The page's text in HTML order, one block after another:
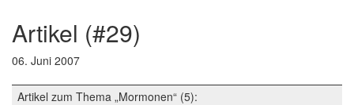
artikel (#29)
06. Juni 2007
Artikel zum Thema „Mormonen“ (5):